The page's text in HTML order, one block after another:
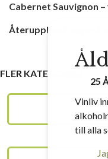
Cabernet Sauvignon
Återupplivad
FLER KATEGORIER
25
Vinliv
till alla